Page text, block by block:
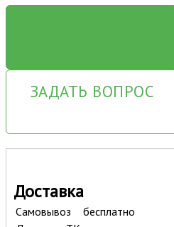
ЗАДАТЬ ВОПРОС
Доставка
Самовывоз
бесплатно